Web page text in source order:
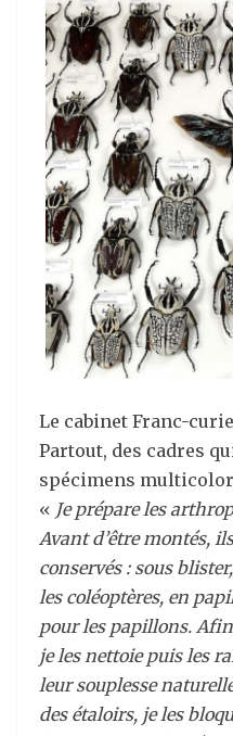
Le cabinet Franc-
Partout, des cadres
spécimens
« Je prépare les
Avant d’être montés,
conservés : sous
les coléoptères, en
pour les papillons.
je les nettoie puis les
leur souplesse
des étaloirs, je les